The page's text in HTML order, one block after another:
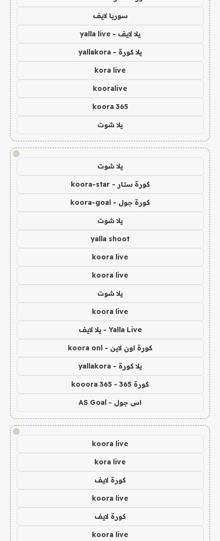
سوريا لايف
يلا لايف - yalla live
يلا كورة - yallakora
kora live
kooralive
koora 365
يلا شوت
!
يلا شوت
كورة ستار - koora-star
كورة جول - koora-goal
يلا شوت
yalla shoot
koora live
koora live
يلا شوت
koora live
Yalla Live - يلا لايف
كورة اون لاين - koora onl
يلا كورة - yallakora
كورة 365 - kooora 365
اس جول - AS Goal
!
koora live
kora live
كورة لايف
koora live
كورة لايف
koora live